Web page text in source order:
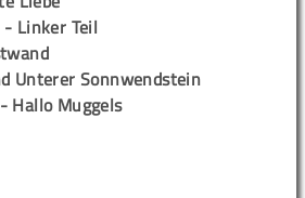
Linker Teil
Unterer Sonnwendstein
Hallo Muggels